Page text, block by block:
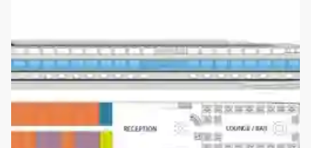
Galleri
Vis hele galleriet